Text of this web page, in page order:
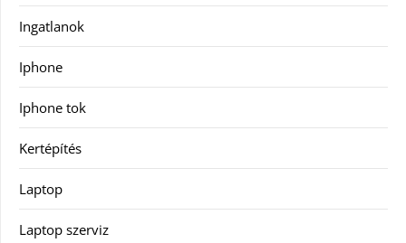
Ingatlanok
Iphone
Iphone tok
Kertépítés
Laptop
Laptop szerviz